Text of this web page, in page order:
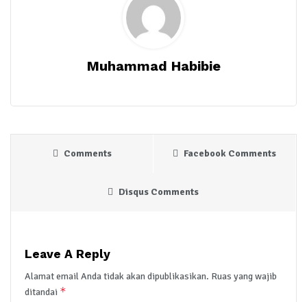
Muhammad Habibie
Comments Facebook Comments
Disqus Comments
Leave A Reply
Alamat email Anda tidak akan dipublikasikan. Ruas yang wajib
ditandai *